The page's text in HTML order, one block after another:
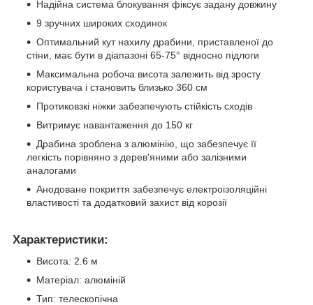
Надійна система блокування фіксує задану довжину
9 зручних широких сходинок
Оптимальний кут нахилу драбини, приставленої до
стіни, має бути в діапазоні 65-75° відносно підлоги
Максимальна робоча висота залежить від зросту
користувача і становить близько 360 см
Протиковзкі ніжки забезпечують стійкість сходів
Витримує навантаження до 150 кг
Драбина зроблена з алюмінію, що забезпечує її
легкість порівняно з дерев'яними або залізними
аналогами
Анодоване покриття забезпечує електроізоляційні
властивості та додатковий захист від корозії
Характеристики:
Висота: 2.6 м
Матеріал: алюміній
Тип: телескопічна